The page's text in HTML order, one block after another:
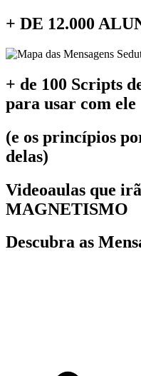
+ DE 12.000
+ de 100 Scripts
para usar com ele
(e os princípios
delas)
Videoaulas que
MAGNETISMO
Descubra as